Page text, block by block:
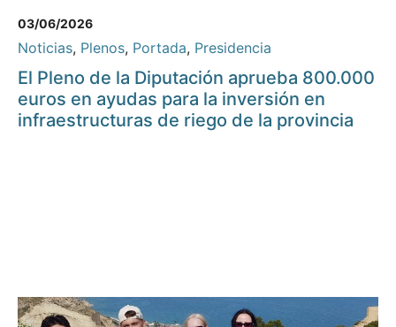
03/06/2026
Noticias, Plenos, Portada, Presidencia
El Pleno de la Diputación aprueba 800.000
euros en ayudas para la inversión en
infraestructuras de riego de la provincia